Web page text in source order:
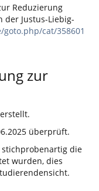
Reduzierung
der Justus-Liebig-
cat/358601
zur
überprüft.
die
wurden, dies